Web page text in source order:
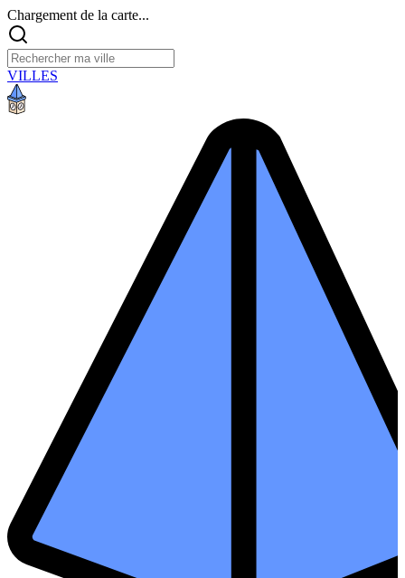
Chargement de la carte...
VILLES